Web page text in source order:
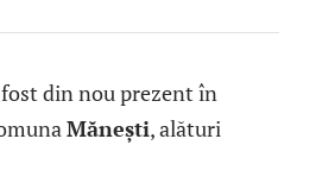
fost din nou prezent în
Mănești, alături